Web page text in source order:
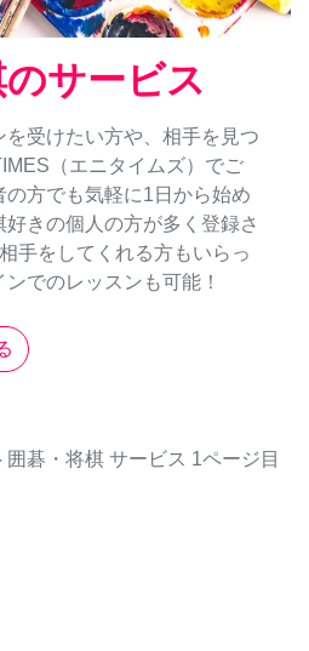
サービス
を受けたい方や、相手を見つ
（エニタイムズ）でご
方でも気軽に1日から始め
きの個人の方が多く登録さ
手をしてくれる方もいらっ
でのレッスンも可能！
囲碁・将棋 サービス 1ページ目